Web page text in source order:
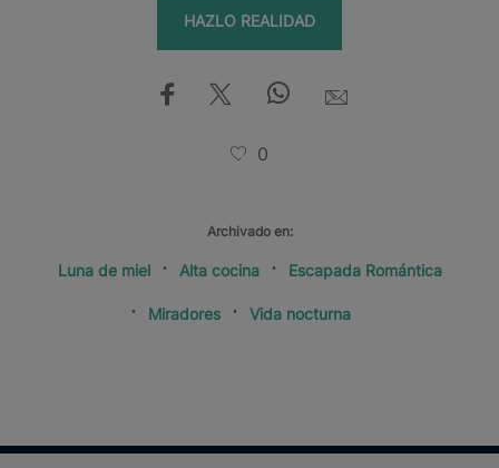
HAZLO REALIDAD
0
Archivado en:
Luna de miel Alta cocina Escapada Romántica
Miradores Vida nocturna